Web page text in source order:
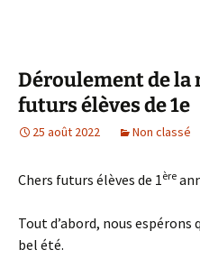
Déroulement de la
futurs élèves de 1e
25 août 2022 Non classé
Chers futurs élèves de 1ère
Tout d’abord, nous espérons
bel été.